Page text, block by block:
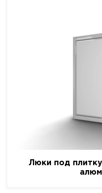
Люки под